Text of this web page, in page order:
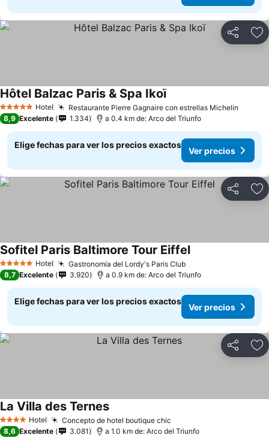
Compartir
5 Estrellas Hotel Restaurante Pierre Gagnaire con estrellas Michelin
Hôtel Balzac Paris & Spa IkoïVer precios
8,9 Excelente 1.334 a 0.4 km de: Arco del Triunfo
Elige fechas para ver los precios exactos
Ver precios
Compartir
5 Estrellas Hotel Gastronomía del Lordy's Paris ClubVer precios
Sofitel Paris Baltimore Tour EiffelVer precios
8,7 Excelente 3.920 a 0.9 km de: Arco del Triunfo
Elige fechas para ver los precios exactos
Ver precios
Compartir
4 EstrellasHotel Concepto de hotel boutique chic
La Villa des TernesVer precios
8,6 Excelente 3.081 a 1.0 km de: Arco del Triunfo